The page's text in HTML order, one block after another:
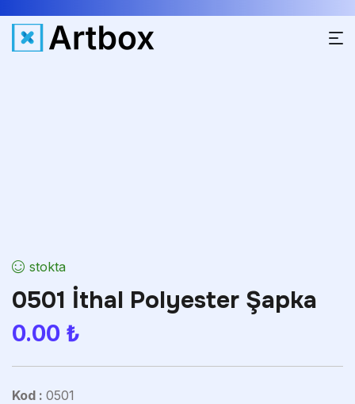
stokta
0501 İthal Polyester Şapka
0.00 ₺
Kod : 0501